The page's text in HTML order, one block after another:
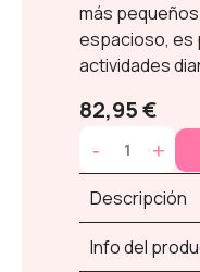
más
espacioso, es
actividades
82,95 €
- +
Descripción
Info del